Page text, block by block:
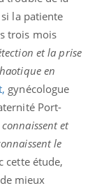
la patiente
trois mois
et la prise
en
gynécologue
Port-
et
le
cette étude,
mieux